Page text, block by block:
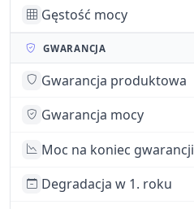
Gęstość mocy
GWARANCJA
Gwarancja produktowa
Gwarancja mocy
Moc na koniec gwarancji
Degradacja w 1. roku